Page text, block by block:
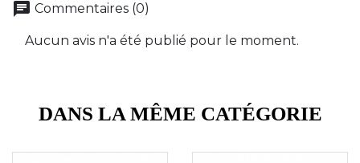
chat Commentaires (0)
Aucun avis n'a été publié pour le moment.
DANS LA MÊME CATÉGORIE